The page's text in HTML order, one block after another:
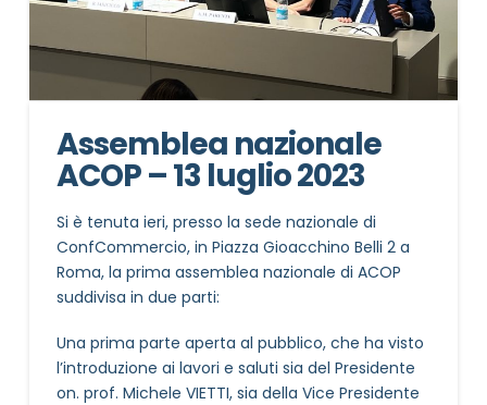
Assemblea nazionale
ACOP – 13 luglio 2023
Si è tenuta ieri, presso la sede nazionale di
ConfCommercio, in Piazza Gioacchino Belli 2 a
Roma, la prima assemblea nazionale di ACOP
suddivisa in due parti:
Una prima parte aperta al pubblico, che ha visto
l’introduzione ai lavori e saluti sia del Presidente
on. prof. Michele VIETTI, sia della Vice Presidente